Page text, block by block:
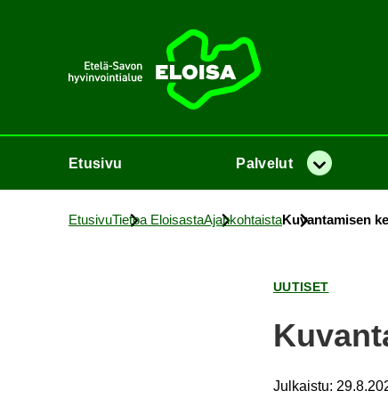
Etusi­vu
Etusi­vu Pal­ve­lut Va­lik­ko
Etusi­vuTie­toa Eloi­sas­taAjan­koh­tais­taKu­van­ta­mi­sen
UU­TI­SET
Julkaistu: